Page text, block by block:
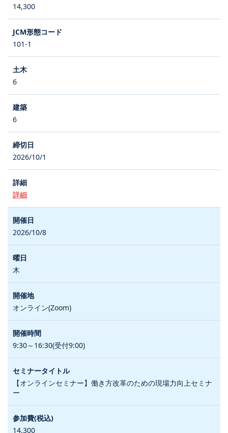
14,300
101-1
6
6
2026/10/1
詳細
2026/10/8
木
オンライン(Zoom)
9:30～16:30(受付9:00)
【オンラインセミナー】働き方改革のための現場力向上セミナ
ー
14,300